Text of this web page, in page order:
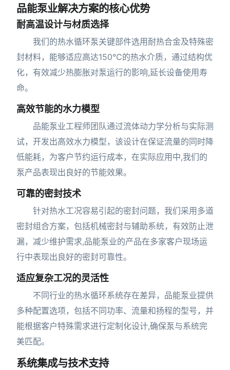
品能泵业解决方案的核心优势
耐高温设计与材质选择
我们的热水循环泵关键部件选用耐热合金及特殊密
封材料，能够适应高达150℃的热水介质，通过结构优
化，有效减少热膨胀对泵运行的影响,延长设备使用寿
命。
高效节能的水力模型
品能泵业工程师团队通过流体动力学分析与实际测
试，开发出高效水力模型，该设计在保证流量的同时降
低能耗，为客户节约运行成本，在实际应用中,我们的
泵产品表现出良好的节能效果。
可靠的密封技术
针对热水工况容易引起的密封问题，我们采用多道
密封组合方案，包括机械密封与辅助系统，有效防止泄
漏，减少维护需求,品能泵业的产品在多家客户现场运
行中表现出良好的密封可靠性。
适应复杂工况的灵活性
不同行业的热水循环系统存在差异，品能泵业提供
多种配置选项，包括不同功率、流量和扬程的型号，并
能根据客户特殊需求进行定制化设计,确保泵与系统完
美匹配。
系统集成与技术支持